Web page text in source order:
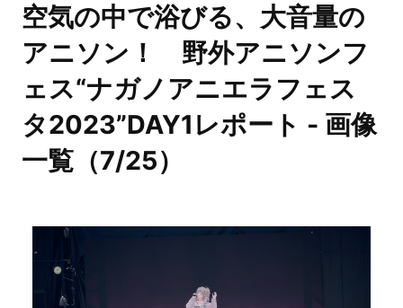
空気の中で浴びる、大音量の
アニソン！ 野外アニソンフ
ェス“ナガノアニエラフェス
タ2023”DAY1レポート - 画像
一覧（7/25）